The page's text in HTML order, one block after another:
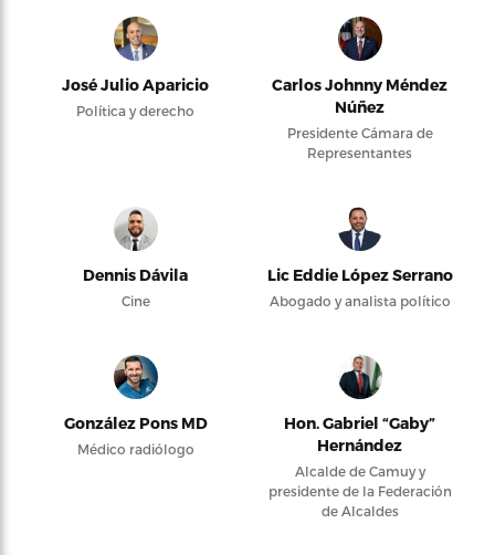
José Julio Aparicio
Política y derecho
Carlos Johnny Méndez
Núñez
Presidente Cámara de
Representantes
Dennis Dávila
Cine
Lic Eddie López Serrano
Abogado y analista político
González Pons MD
Médico radiólogo
Hon. Gabriel “Gaby”
Hernández
Alcalde de Camuy y
presidente de la Federación
de Alcaldes